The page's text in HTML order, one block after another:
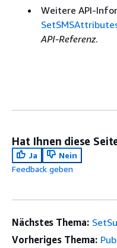
Weitere API-
API-Referenz.
Hat Ihnen diese
Ja
Nein
Feedback geben
Nächstes Thema:
Vorheriges Thema: